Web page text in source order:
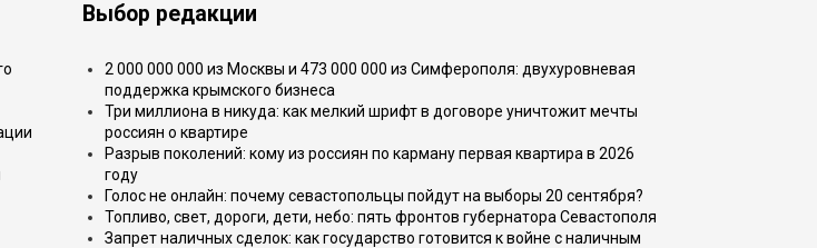
Выбор редакции
2 000 000 000 из Москвы и 473 000 000 из Симферополя: двухуровневая
поддержка крымского бизнеса
Три миллиона в никуда: как мелкий шрифт в договоре уничтожит мечты
россиян о квартире
Разрыв поколений: кому из россиян по карману первая квартира в 2026
году
Голос не онлайн: почему севастопольцы пойдут на выборы 20 сентября?
Топливо, свет, дороги, дети, небо: пять фронтов губернатора Севастополя
Запрет наличных сделок: как государство готовится к войне с наличным